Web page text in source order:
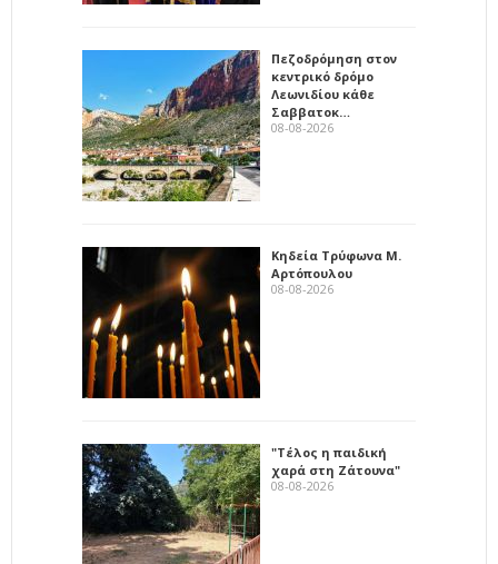
Πεζοδρόμηση στον
κεντρικό δρόμο
Λεωνιδίου κάθε
Σαββατοκ…
08-08-2026
Κηδεία Τρύφωνα Μ.
Αρτόπουλου
08-08-2026
"Τέλος η παιδική
χαρά στη Ζάτουνα"
08-08-2026